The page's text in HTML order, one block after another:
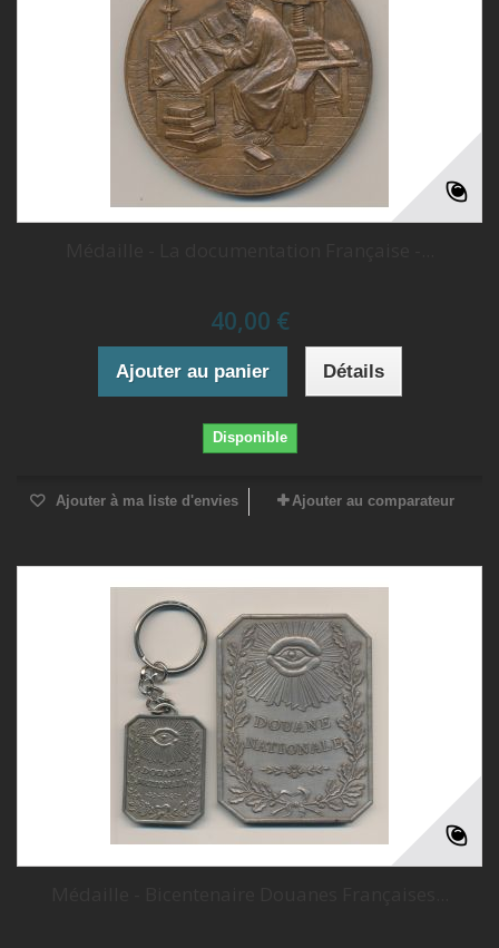
40,00 €
Ajouter au panier Détails
Disponible
Ajouter à ma liste d'envies Ajouter au comparateur